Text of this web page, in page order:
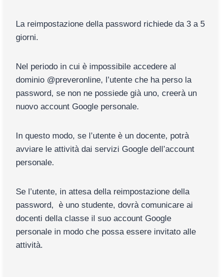
La reimpostazione della password richiede da 3 a 5
giorni.
Nel periodo in cui è impossibile accedere al
dominio @preveronline, l’utente che ha perso la
password, se non ne possiede già uno, creerà un
nuovo account Google personale.
In questo modo, se l’utente è un docente, potrà
avviare le attività dai servizi Google dell’account
personale.
Se l’utente, in attesa della reimpostazione della
password, è uno studente, dovrà comunicare ai
docenti della classe il suo account Google
personale in modo che possa essere invitato alle
attività.